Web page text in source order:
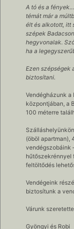
A tó és a
témát már a
élt és alkotott, itt
szépek
hegyvonalak.
ha a
Ezen szépségek
biztosítani.
Vendégházunk
központjában, a
100 méterre
(öböl apartman),
vendégszobáink
hűtőszekrénnyel
feltöltődés
Vendégeink
biztosítunk a
Várunk
Gyöngyi és Robi